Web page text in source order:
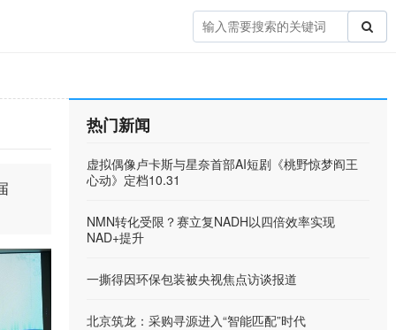
热门新闻
虚拟偶像卢卡斯与星奈首部AI短剧《桃野惊梦阎王
心动》定档10.31
NMN转化受限？赛立复NADH以四倍效率实现
NAD+提升
一撕得因环保包装被央视焦点访谈报道
北京筑龙：采购寻源进入“智能匹配”时代